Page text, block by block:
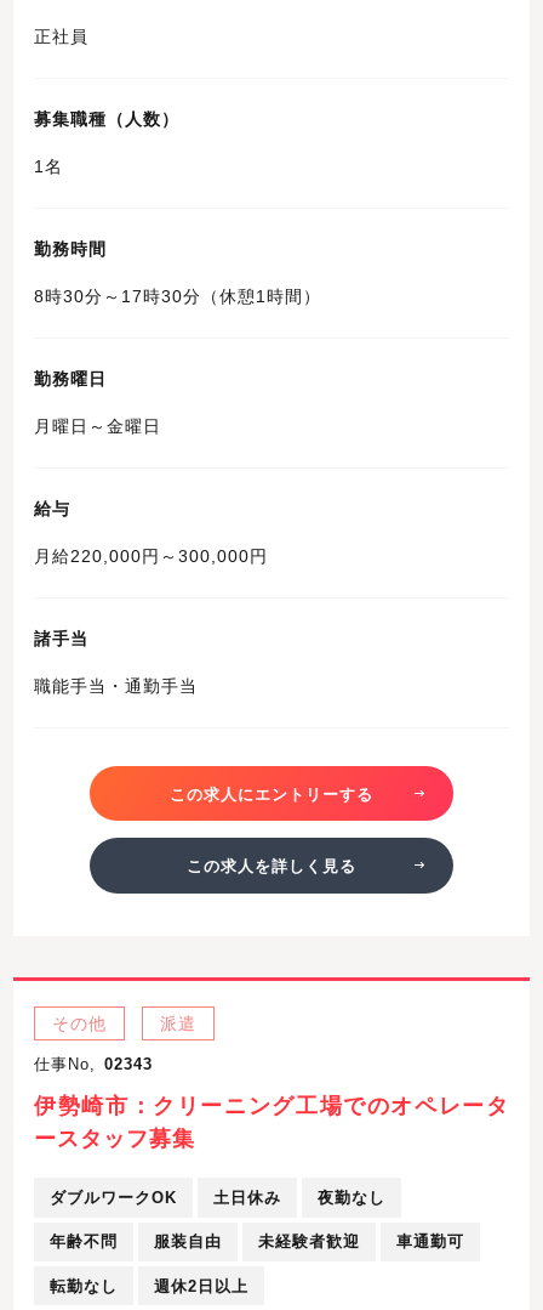
正社員
募集職種（人数）
1名
勤務時間
8時30分～17時30分（休憩1時間）
勤務曜日
月曜日～金曜日
給与
月給220,000円～300,000円
諸手当
職能手当・通勤手当
この求人にエントリーする
この求人を詳しく見る
その他 派遣
仕事No, 02343
伊勢崎市：クリーニング工場でのオペレータ
ースタッフ募集
ダブルワークOK 土日休み 夜勤なし
年齢不問 服装自由 未経験者歓迎 車通勤可
転勤なし 週休2日以上